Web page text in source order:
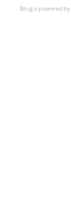
Blog is powered by